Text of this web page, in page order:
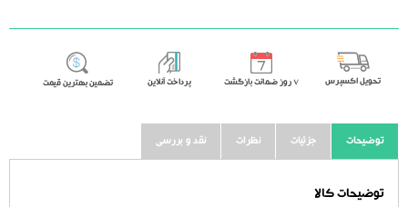
تحویل اکسپرس ٧ روز ضمانت بازگشت پرداخت آنلاین تضمین بهترین قیمت
توضیحات جزئیات نظرات نقد و بررسی
توضیحات کالا